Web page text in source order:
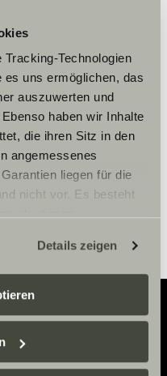
Technologien
uns ermöglichen, das
auszuwerten und
haben wir Inhalte
die ihren Sitz in den
angemessenes
liegen für die
nicht vor. Es besteht
können Daten für
anderen Daten
finden Sie hier:
Einstellungen aus,
zur Verarbeitung Ihrer
Details zeigen
pliki
treści.
cookie